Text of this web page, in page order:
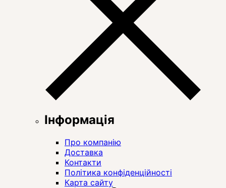
Інформація
Про компанію
Доставка
Контакти
Політика конфіденційності
Карта сайту